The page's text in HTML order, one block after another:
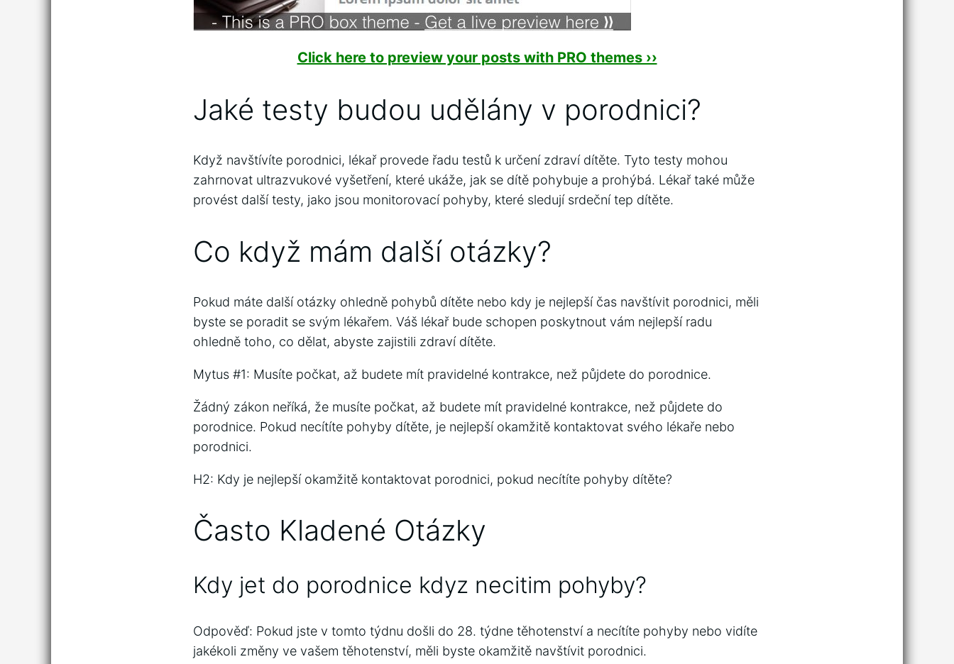
Click here to preview your posts with PRO themes ››
Jaké testy budou udělány v porodnici?
Když navštívíte porodnici, lékař provede řadu testů k určení zdraví dítěte. Tyto testy mohou
zahrnovat ultrazvukové vyšetření, které ukáže, jak se dítě pohybuje a prohýbá. Lékař také může
provést další testy, jako jsou monitorovací pohyby, které sledují srdeční tep dítěte.
Co když mám další otázky?
Pokud máte další otázky ohledně pohybů dítěte nebo kdy je nejlepší čas navštívit porodnici, měli
byste se poradit se svým lékařem. Váš lékař bude schopen poskytnout vám nejlepší radu
ohledně toho, co dělat, abyste zajistili zdraví dítěte.
Mytus #1: Musíte počkat, až budete mít pravidelné kontrakce, než půjdete do porodnice.
Žádný zákon neříká, že musíte počkat, až budete mít pravidelné kontrakce, než půjdete do
porodnice. Pokud necítíte pohyby dítěte, je nejlepší okamžitě kontaktovat svého lékaře nebo
porodnici.
H2: Kdy je nejlepší okamžitě kontaktovat porodnici, pokud necítíte pohyby dítěte?
Často Kladené Otázky
Kdy jet do porodnice kdyz necitim pohyby?
Odpověď: Pokud jste v tomto týdnu došli do 28. týdne těhotenství a necítíte pohyby nebo vidíte
jakékoli změny ve vašem těhotenství, měli byste okamžitě navštívit porodnici.